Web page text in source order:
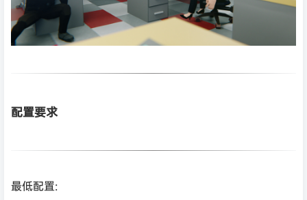
配置要求
最低配置: